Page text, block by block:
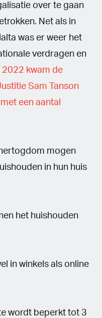
over te gaan
Net als in
was er weer het
verdragen en
2022 kwam de
Sam Tanson
een aantal
mogen
in hun huis
het huishouden
in winkels als online
wordt beperkt tot 3